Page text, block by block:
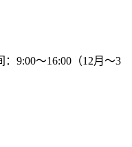
9:00～16:00（12月～3